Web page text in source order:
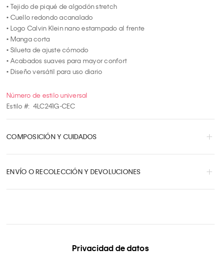
• Tejido de piqué de algodón stretch
• Cuello redondo acanalado
• Logo Calvin Klein nano estampado al frente
• Manga corta
• Silueta de ajuste cómodo
• Acabados suaves para mayor confort
• Diseño versátil para uso diario
Número de estilo universal
Estilo #: 4LC241G-CEC
COMPOSICIÓN Y CUIDADOS
ENVÍO O RECOLECCIÓN Y DEVOLUCIONES
Privacidad de datos